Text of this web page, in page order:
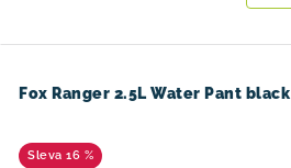
Fox Ranger 2.5L Water Pant black
16 %